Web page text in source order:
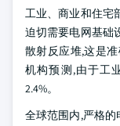
工业、商业和住宅
迫切需要电网基础
散射反应堆,这是
机构预测,由于工
2.4%。
全球范围内,严格